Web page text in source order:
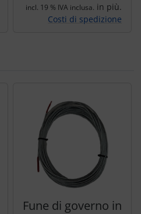
incl. 19 % IVA inclusa. in più.
Costi di spedizione
Fune di governo in